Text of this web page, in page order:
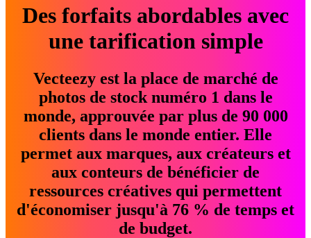
Des forfaits abordables avec
une tarification simple
Vecteezy est la place de marché de
photos de stock numéro 1 dans le
monde, approuvée par plus de 90 000
clients dans le monde entier. Elle
permet aux marques, aux créateurs et
aux conteurs de bénéficier de
ressources créatives qui permettent
d'économiser jusqu'à 76 % de temps et
de budget.